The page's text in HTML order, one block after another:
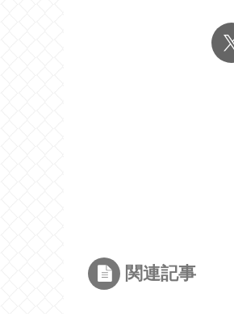
関連記事